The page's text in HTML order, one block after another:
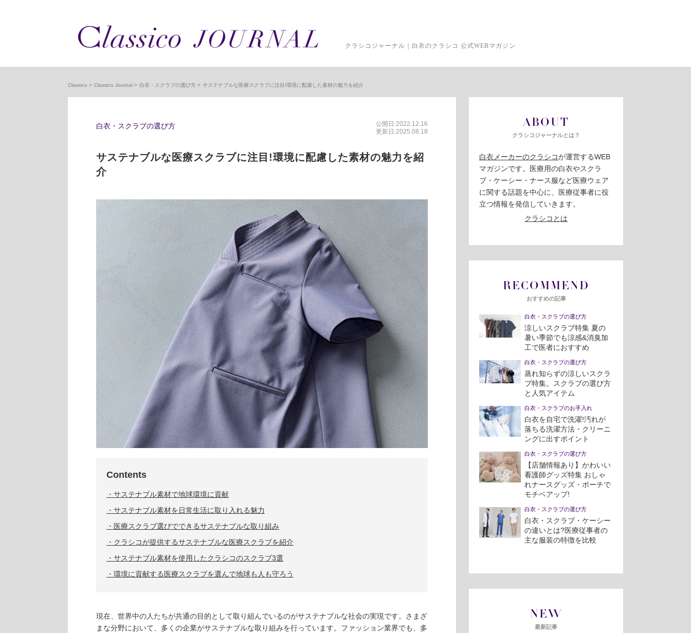
クラシコジャーナル｜白衣のクラシコ 公式WEBマガジン
Classico Classico Journal 白衣・スクラブの選び方 サステナブルな医療スクラブに注目!環境に配慮した素材の魅力を紹介
白衣・スクラブの選び方
公開日:2022.12.16
更新日:2025.08.18
サステナブルな医療スクラブに注目!環境に配慮した素材の魅力を紹
介
Contents
サステナブル素材で地球環境に貢献
サステナブル素材を日常生活に取り入れる魅力
医療スクラブ選びでできるサステナブルな取り組み
クラシコが提供するサステナブルな医療スクラブを紹介
サステナブル素材を使用したクラシコのスクラブ3選
環境に貢献する医療スクラブを選んで地球も人も守ろう
現在、世界中の人たちが共通の目的として取り組んでいるのがサステナブルな社会の実現です。さまざ
まな分野において、多くの企業がサステナブルな取り組みを行っています。ファッション業界でも、多
ABOUT
クラシコジャーナルとは？
白衣メーカーのクラシコが運営するWEB
マガジンです。医療用の白衣やスクラ
ブ・ケーシー・ナース服など医療ウェア
に関する話題を中心に、医療従事者に役
立つ情報を発信していきます。
クラシコとは
RECOMMEND
おすすめの記事
白衣・スクラブの選び方
涼しいスクラブ特集 夏の
暑い季節でも涼感&消臭加
工で医者におすすめ
白衣・スクラブの選び方
蒸れ知らずの涼しいスクラ
ブ特集。スクラブの選び方
と人気アイテム
白衣・スクラブのお手入れ
白衣を自宅で洗濯!汚れが
落ちる洗濯方法・クリーニ
ングに出すポイント
白衣・スクラブの選び方
【店舗情報あり】かわいい
看護師グッズ特集 おしゃ
れナースグッズ・ポーチで
モチベアップ!
白衣・スクラブの選び方
白衣・スクラブ・ケーシー
の違いとは?医療従事者の
主な服装の特徴を比較
NEW
最新記事